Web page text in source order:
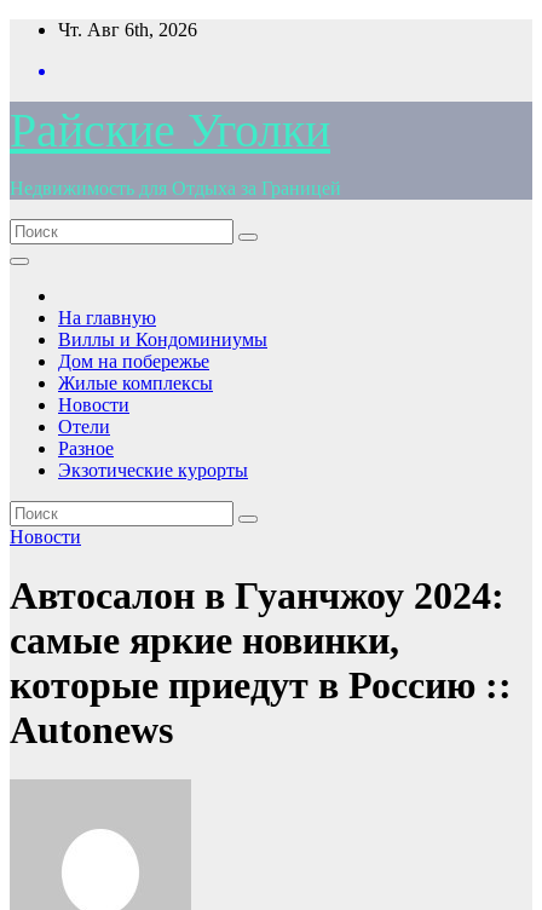
Перейти
содержимому
Чт. Авг 6th, 2026
Райские Уголки
Недвижимость для Отдыха за Границей
На главную
Виллы и Кондоминиумы
Дом на побережье
Жилые комплексы
Новости
Отели
Разное
Экзотические курорты
Новости
Автосалон в Гуанчжоу 2024:
самые яркие новинки,
которые приедут в Россию ::
Autonews